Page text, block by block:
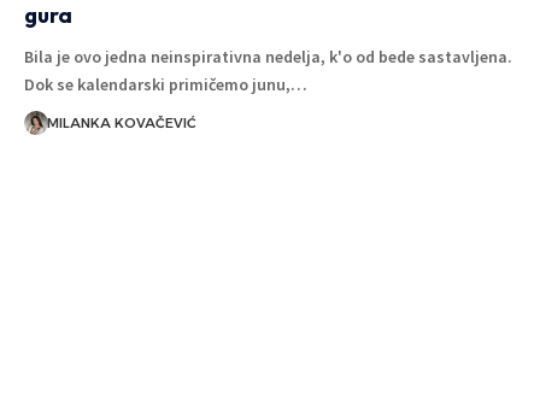
gura
Bila je ovo jedna neinspirativna nedelja, k'o od bede sastavljena.
Dok se kalendarski primičemo junu,…
MILANKA KOVAČEVIĆ